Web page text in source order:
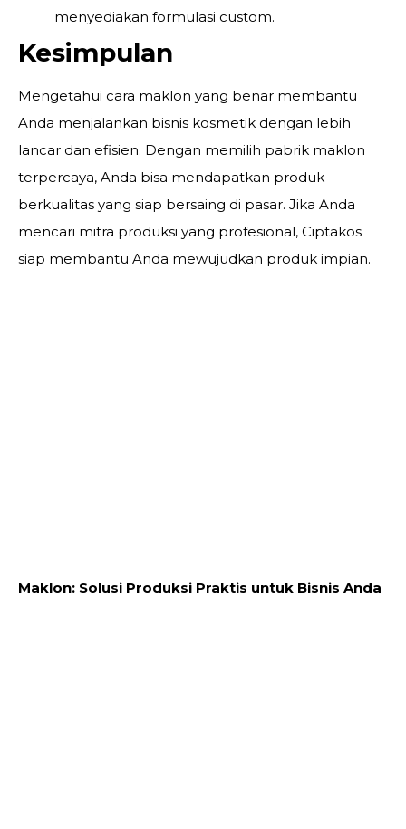
menyediakan formulasi custom.
Kesimpulan
Mengetahui cara maklon yang benar membantu
Anda menjalankan bisnis kosmetik dengan lebih
lancar dan efisien. Dengan memilih pabrik maklon
terpercaya, Anda bisa mendapatkan produk
berkualitas yang siap bersaing di pasar. Jika Anda
mencari mitra produksi yang profesional, Ciptakos
siap membantu Anda mewujudkan produk impian.
Maklon: Solusi Produksi Praktis untuk Bisnis Anda